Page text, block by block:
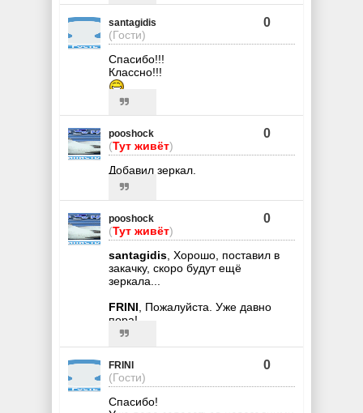
santagidis
(Гости)
0
Спасибо!!!
Класснo!!!
pooshock
(Тут живёт)
0
Добавил зеркал.
pooshock
(Тут живёт)
0
santagidis , Хорошо, поставил в
закачку, скоро будут ещё
зеркала...
FRINI , Пожалуйста. Уже давно
пора!
FRINI
(Гости)
0
Спасибо!